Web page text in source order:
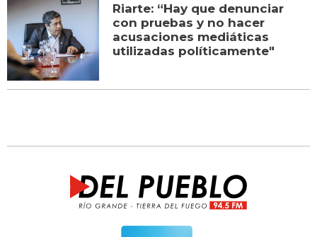
Riarte: “Hay que denunciar
con pruebas y no hacer
acusaciones mediáticas
utilizadas políticamente"